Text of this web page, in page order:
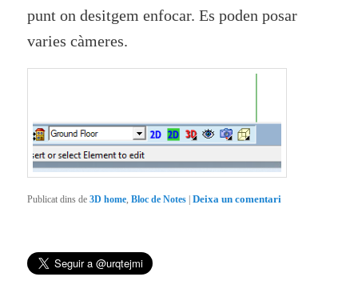
punt on desitgem enfocar. Es poden posar
varies càmeres.
Publicat dins de 3D home,Bloc de Notes |Deixa un comentari